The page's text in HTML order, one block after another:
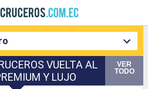
VUELTA AL
Y LUJO
VER
TODO